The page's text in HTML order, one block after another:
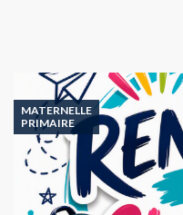
MATERNELLE
PRIMAIRE